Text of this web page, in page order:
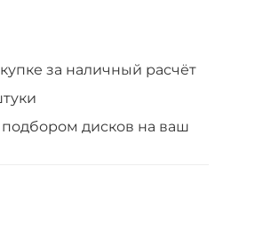
за наличный расчёт
дисков на ваш